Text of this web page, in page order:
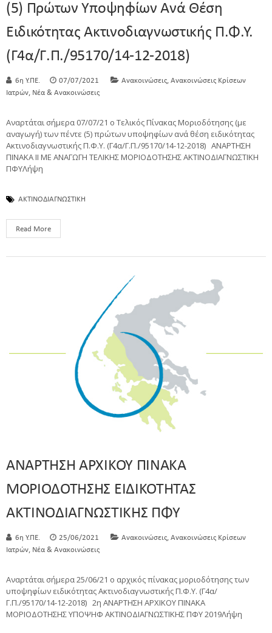
(5) Πρώτων Υποψηφίων Ανά Θέση
Ειδικότητας Ακτινοδιαγνωστικής Π.Φ.Υ.
(Γ4α/Γ.Π./95170/14-12-2018)
6η Υ.ΠΕ. 07/07/2021 Ανακοινώσεις, Ανακοινώσεις Κρίσεων
Ιατρών, Νέα & Ανακοινώσεις
Αναρτάται σήμερα 07/07/21 ο Τελικός Πίνακας Μοριοδότησης (με
αναγωγή) των πέντε (5) πρώτων υποψηφίων ανά θέση ειδικότητας
Ακτινοδιαγνωστικής Π.Φ.Υ. (Γ4α/Γ.Π./95170/14-12-2018) ΑΝΑΡΤΗΣΗ
ΠΙΝΑΚΑ ΙΙ ΜΕ ΑΝΑΓΩΓΗ ΤΕΛΙΚΗΣ ΜΟΡΙΟΔΟΤΗΣΗΣ ΑΚΤΙΝΟΔΙΑΓΝΩΣΤΙΚΗ
ΠΦΥΛήψη
ΑΚΤΙΝΟΔΙΑΓΝΩΣΤΙΚΗ
Read More
ΑΝΑΡΤΗΣΗ ΑΡΧΙΚΟΥ ΠΙΝΑΚΑ
ΜΟΡΙΟΔΟΤΗΣΗΣ ΕΙΔΙΚΟΤΗΤΑΣ
ΑΚΤΙΝΟΔΙΑΓΝΩΣΤΙΚΗΣ ΠΦΥ
6η Υ.ΠΕ. 25/06/2021 Ανακοινώσεις, Ανακοινώσεις Κρίσεων
Ιατρών, Νέα & Ανακοινώσεις
Αναρτάται σήμερα 25/06/21 ο αρχικός πίνακας μοριοδότησης των
υποψηφίων ειδικότητας Ακτινοδιαγνωστικής Π.Φ.Υ. (Γ4α/
Γ.Π./95170/14-12-2018) 2η ΑΝΑΡΤΗΣΗ ΑΡΧΙΚΟΥ ΠΙΝΑΚΑ
ΜΟΡΙΟΔΟΤΗΣΗΣ ΥΠΟΨΗΦ ΑΚΤΙΝΟΔΙΑΓΝΩΣΤΙΚΗΣ ΠΦΥ 2019Λήψη